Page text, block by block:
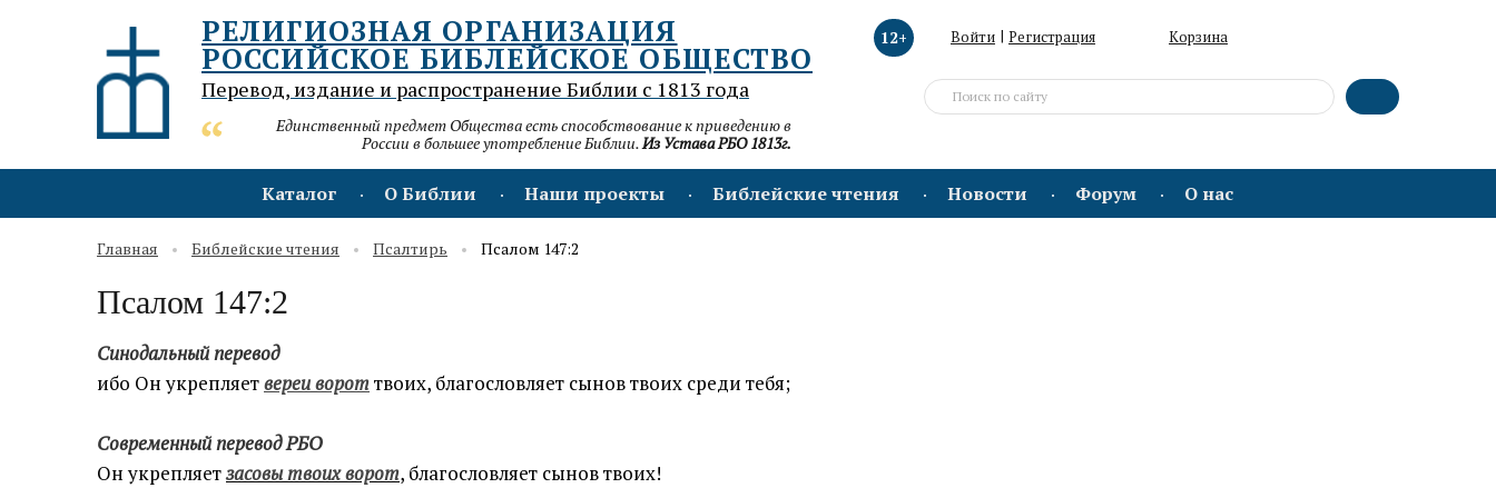
РЕЛИГИОЗНАЯ ОРГАНИЗАЦИЯ
РОССИЙСКОЕ БИБЛЕЙСКОЕ ОБЩЕСТВО
Перевод, издание и распространение Библии с 1813 года
Единственный предмет Общества есть способствование к приведению в
России в большее употребление Библии.Из Устава РБО 1813г.
12+ Войти | Регистрация Корзина
Каталог О Библии Наши проекты Библейские чтения Новости Форум О нас
Главная Библейские чтения Псалтирь Псалом 147:2
Псалом 147:2
Синодальный перевод
ибо Он укрепляетвереи вороттвоих, благословляет сынов твоих среди тебя;
Современный перевод РБО
Он укрепляетзасовы твоих ворот, благословляет сынов твоих!